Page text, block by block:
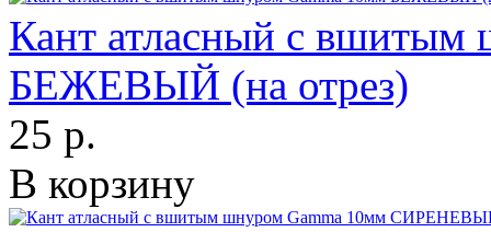
Кант атласный с
БЕЖЕВЫЙ (на отрез)
25 р.
В корзину